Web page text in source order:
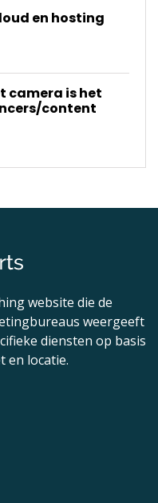
en hosting
camera is het
content
website die de
weergeeft
diensten op basis
en locatie.